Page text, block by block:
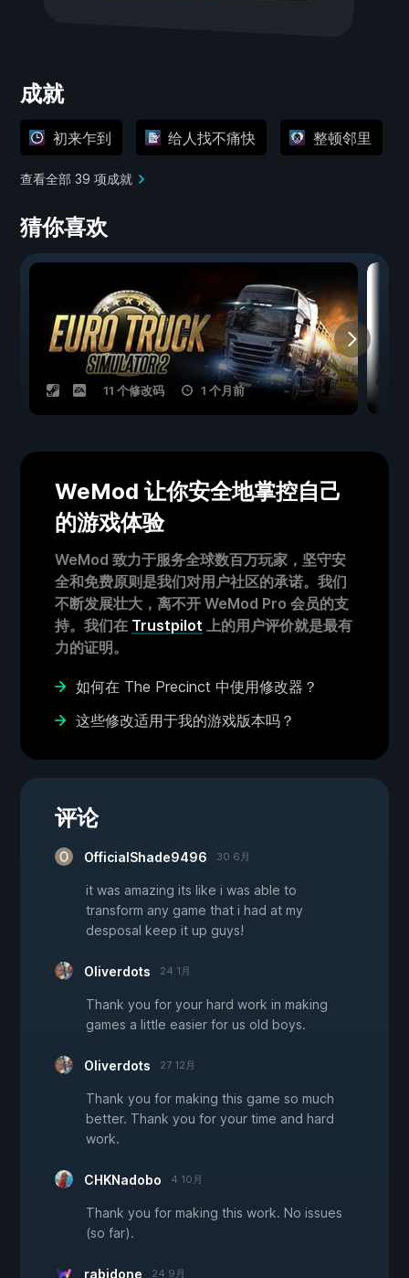
成就
初来乍到 给人找不痛快 整顿邻里
查看全部 39 项成就
猜你喜欢
11 个修改码 1 个月前
WeMod 让你安全地掌控自己
的游戏体验
WeMod 致力于服务全球数百万玩家，坚守安
全和免费原则是我们对用户社区的承诺。我们
不断发展壮大，离不开 WeMod Pro 会员的支
持。我们在 Trustpilot 上的用户评价就是最有
力的证明。
如何在 The Precinct 中使用修改器？
这些修改适用于我的游戏版本吗？
评论
OfficialShade9496 30 6月
it was amazing its like i was able to
transform any game that i had at my
desposal keep it up guys!
Oliverdots 24 1月
Thank you for your hard work in making
games a little easier for us old boys.
Oliverdots 27 12月
Thank you for making this game so much
better. Thank you for your time and hard
work.
CHKNadobo 4 10月
Thank you for making this work. No issues
(so far).
rabidone 24 9月